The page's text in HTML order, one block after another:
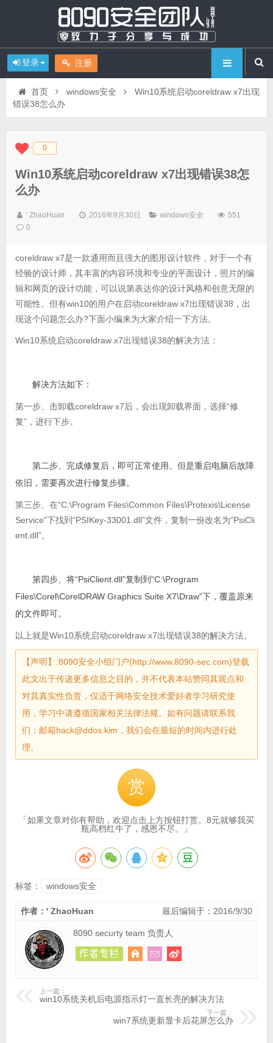
登录 注册
首页 windows安全
Win10系统启动coreldraw x7出现
错误38怎么办
◆◆ 0
Win10系统启动coreldraw x7出现错误38怎
么办
' ZhaoHuan 2016年9月30日 windows安全
551
0
coreldraw x7是一款通用而且强大的图形设计软件，对于一个有
经验的设计师，其丰富的内容环境和专业的平面设计，照片的编
辑和网页的设计功能，可以说第表达你的设计风格和创意无限的
可能性。但有win10的用户在启动coreldraw x7出现错误38，出
现这个问题怎么办?下面小编来为大家介绍一下方法。
Win10系统启动coreldraw x7出现错误38的解决方法：
解决方法如下：
第一步、击卸载coreldraw x7后，会出现卸载界面，选择“修
复”，进行下步。
第二步、完成修复后，即可正常使用。但是重启电脑后故障
依旧，需要再次进行修复步骤。
第三步、在“C:\Program Files\Common Files\Protexis\License
Service”下找到“PSIKey-33001.dll”文件，复制一份改名为“PsiCli
ent.dll”。
第四步、将“PsiClient.dll”复制到“C:\Program
Files\Corel\CorelDRAW Graphics Suite X7\Draw”下，覆盖原来
的文件即可。
以上就是Win10系统启动coreldraw x7出现错误38的解决方法。
【声明】:8090安全小组门户(http://www.8090-sec.com)登载
此文出于传递更多信息之目的，并不代表本站赞同其观点和
对其真实性负责，仅适于网络安全技术爱好者学习研究使
用，学习中请遵循国家相关法律法规。如有问题请联系我
们：邮箱hack@ddos.kim，我们会在最短的时间内进行处
理。
赏
「如果文章对你有帮助，欢迎点击上方按钮打赏。8元就够我买
瓶高档红牛了，感恩不尽。」
标签： windows安全
最后编辑于：2016/9/30
作者：' ZhaoHuan
8090 securty team 负责人
上一篇：
win10系统关机后电源指示灯一直长亮的解决方法
下一篇：
win7系统更新显卡后花屏怎么办